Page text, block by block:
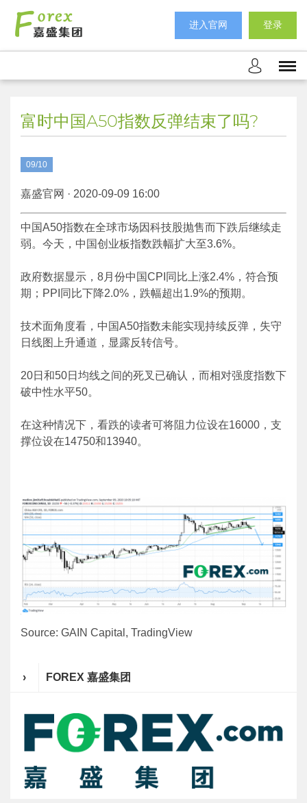
进入官网 登录
富时中国A50指数反弹结束了吗?
09/10
嘉盛官网 · 2020-09-09 16:00
中国A50指数在全球市场因科技股抛售而下跌后继续走
弱。今天，中国创业板指数跌幅扩大至3.6%。
政府数据显示，8月份中国CPI同比上涨2.4%，符合预
期；PPI同比下降2.0%，跌幅超出1.9%的预期。
技术面角度看，中国A50指数未能实现持续反弹，失守
日线图上升通道，显露反转信号。
20日和50日均线之间的死叉已确认，而相对强度指数下
破中性水平50。
在这种情况下，看跌的读者可将阻力位设在16000，支
撑位设在14750和13940。
Source: GAIN Capital, TradingView
› FOREX 嘉盛集团